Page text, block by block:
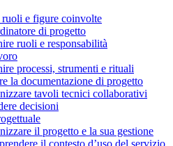
ruoli e figure coinvolte
di progetto
ruoli e responsabilità
processi, strumenti e rituali
la documentazione di progetto
tavoli tecnici collaborativi
decisioni
il progetto e la sua gestione
il contesto d’uso del servizio